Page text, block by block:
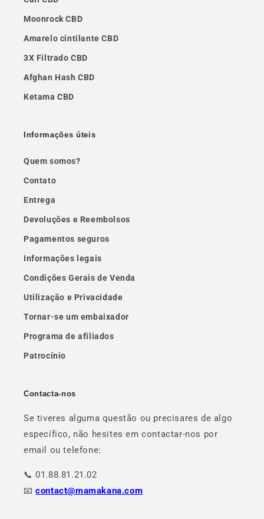
Moonrock CBD
Amarelo cintilante CBD
3X Filtrado CBD
Afghan Hash CBD
Ketama CBD
Informações úteis
Quem somos?
Contato
Entrega
Devoluções e Reembolsos
Pagamentos seguros
Informações legais
Condições Gerais de Venda
Utilização e Privacidade
Tornar-se um embaixador
Programa de afiliados
Patrocínio
Contacta-nos
Se tiveres alguma questão ou precisares de algo
específico, não hesites em contactar-nos por
email ou telefone:
📞 01.88.81.21.02
📧contact@mamakana.com